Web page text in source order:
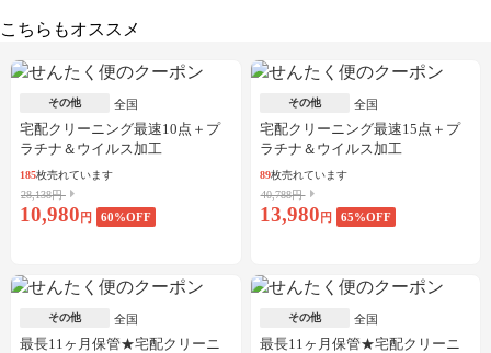
こちらもオススメ
その他 全国
宅配クリーニング最速10点＋プ
ラチナ＆ウイルス加工
185枚売れています
28,138円
10,980 円 60%OFF
その他 全国
宅配クリーニング最速15点＋プ
ラチナ＆ウイルス加工
89枚売れています
40,788円
13,980 円 65%OFF
その他 全国
最長11ヶ月保管★宅配クリーニ
その他 全国
最長11ヶ月保管★宅配クリーニ